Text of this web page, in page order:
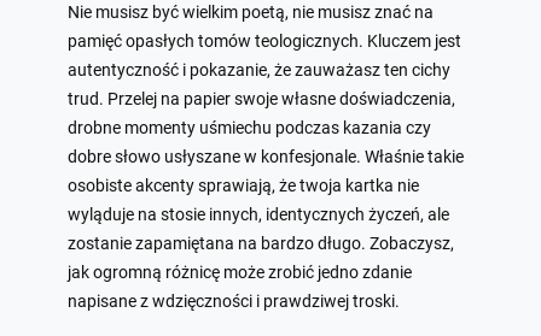
Nie musisz być wielkim poetą, nie musisz znać na
pamięć opasłych tomów teologicznych. Kluczem jest
autentyczność i pokazanie, że zauważasz ten cichy
trud. Przelej na papier swoje własne doświadczenia,
drobne momenty uśmiechu podczas kazania czy
dobre słowo usłyszane w konfesjonale. Właśnie takie
osobiste akcenty sprawiają, że twoja kartka nie
wyląduje na stosie innych, identycznych życzeń, ale
zostanie zapamiętana na bardzo długo. Zobaczysz,
jak ogromną różnicę może zrobić jedno zdanie
napisane z wdzięczności i prawdziwej troski.